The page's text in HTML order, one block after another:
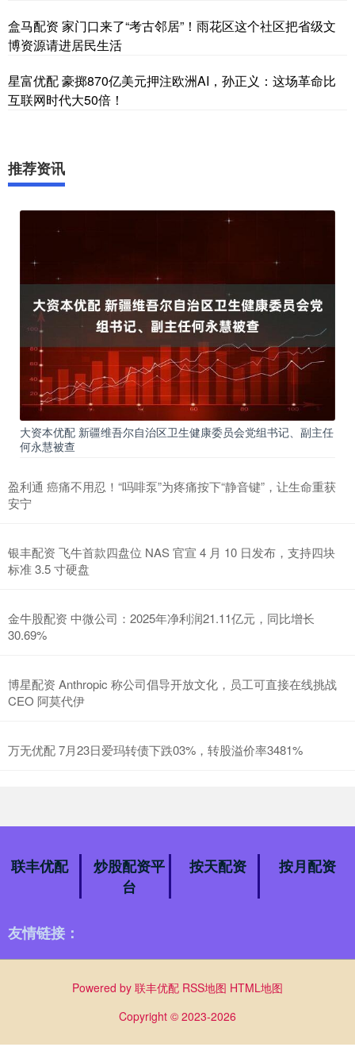
盒马配资 家门口来了“考古邻居”！雨花区这个社区把省级文
博资源请进居民生活
星富优配 豪掷870亿美元押注欧洲AI，孙正义：这场革命比
互联网时代大50倍！
推荐资讯
大资本优配 新疆维吾尔自治区卫生健康委员会党组书记、副主任
何永慧被查
盈利通 癌痛不用忍！“吗啡泵”为疼痛按下“静音键”，让生命重获
安宁
银丰配资 飞牛首款四盘位 NAS 官宣 4 月 10 日发布，支持四块
标准 3.5 寸硬盘
金牛股配资 中微公司：2025年净利润21.11亿元，同比增长
30.69%
博星配资 Anthropic 称公司倡导开放文化，员工可直接在线挑战
CEO 阿莫代伊
万无优配 7月23日爱玛转债下跌03%，转股溢价率3481%
联丰优配
炒股配资平
台
按天配资 按月配资
友情链接：
Powered by 联丰优配 RSS地图 HTML地图
Copyright © 2023-2026